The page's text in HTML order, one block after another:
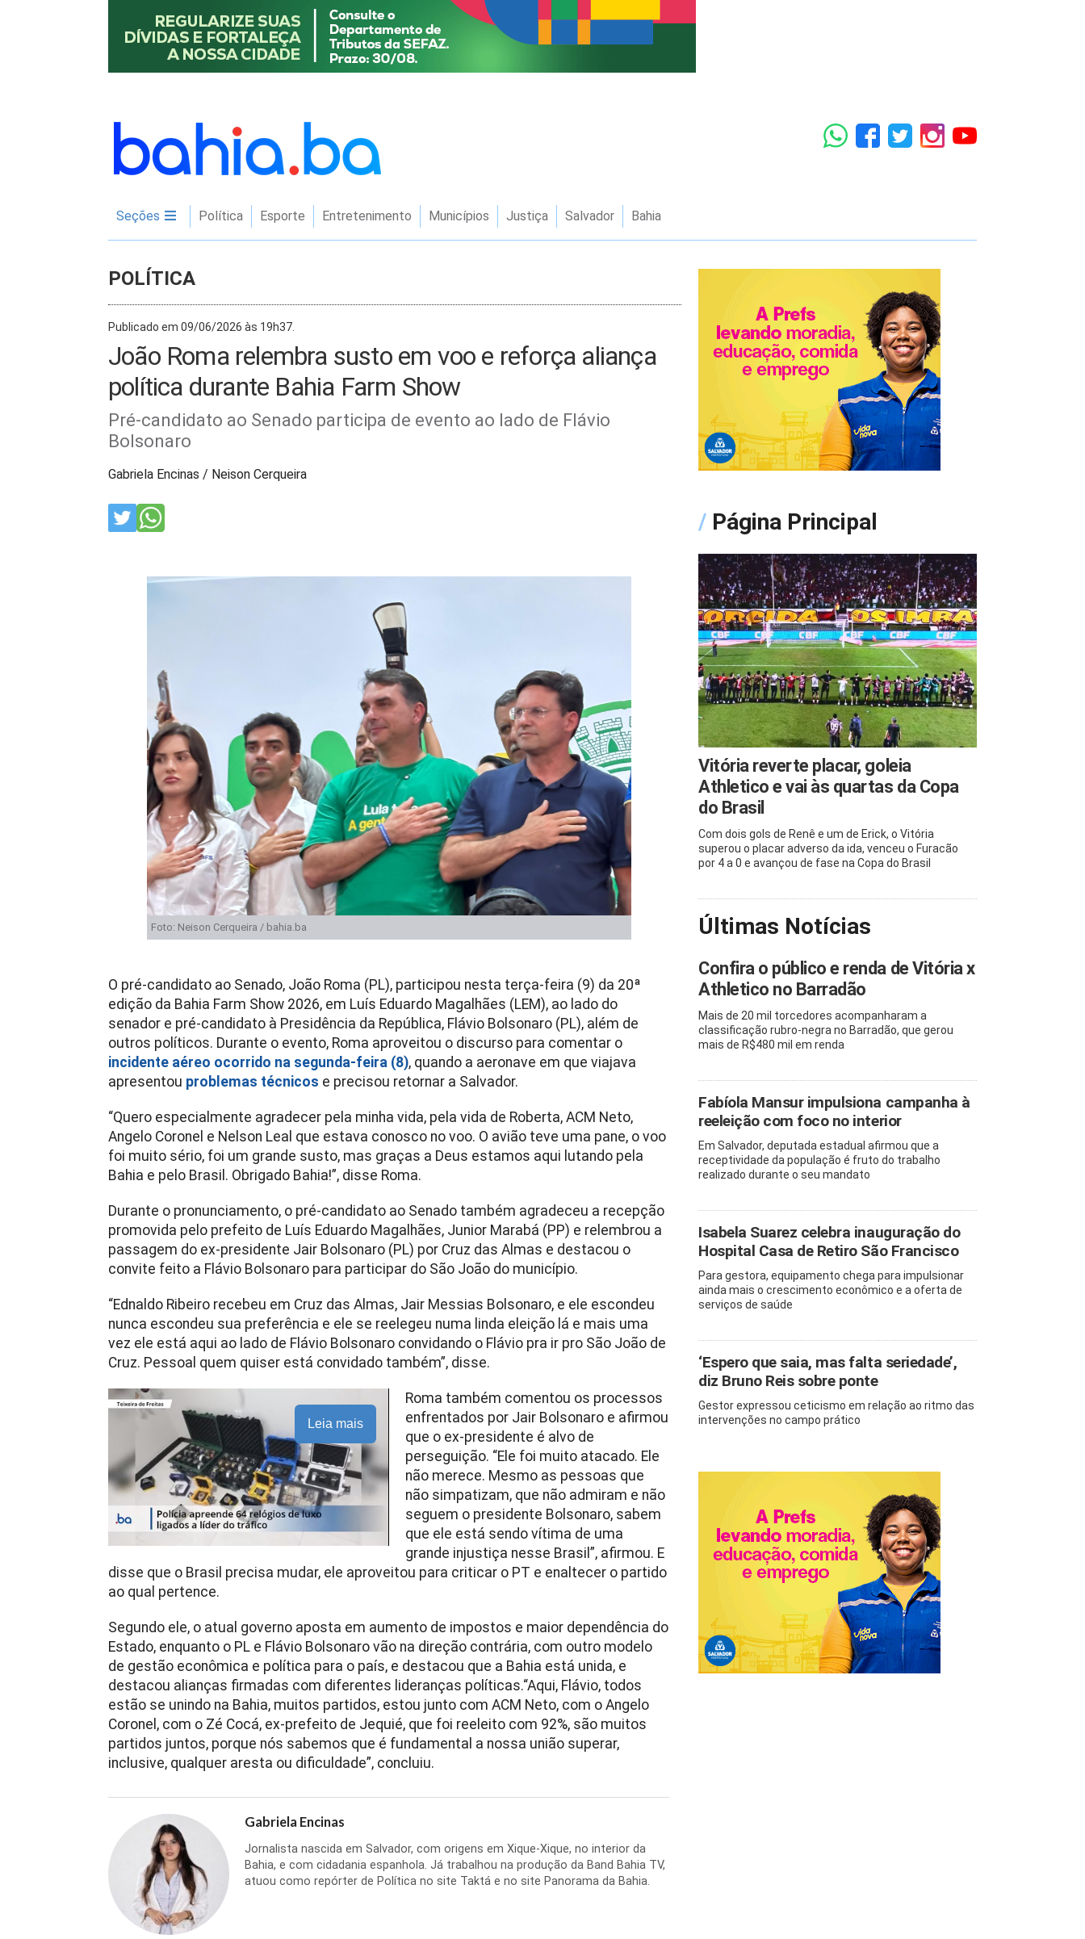
Seções Política Esporte Entretenimento Municípios Justiça Salvador Bahia
POLÍTICA
Publicado em 09/06/2026 às 19h37.
João Roma relembra susto em voo e reforça aliança
política durante Bahia Farm Show
Pré-candidato ao Senado participa de evento ao lado de Flávio
Bolsonaro
Gabriela Encinas / Neison Cerqueira
Foto: Neison Cerqueira / bahia.ba
O pré-candidato ao Senado, João Roma (PL), participou nesta terça-feira (9) da 20ª
edição da Bahia Farm Show 2026, em Luís Eduardo Magalhães (LEM), ao lado do
senador e pré-candidato à Presidência da República, Flávio Bolsonaro (PL), além de
outros políticos. Durante o evento, Roma aproveitou o discurso para comentar o
incidente aéreo ocorrido na segunda-feira (8), quando a aeronave em que viajava
apresentou problemas técnicos e precisou retornar a Salvador.
“Quero especialmente agradecer pela minha vida, pela vida de Roberta, ACM Neto,
Angelo Coronel e Nelson Leal que estava conosco no voo. O avião teve uma pane, o voo
foi muito sério, foi um grande susto, mas graças a Deus estamos aqui lutando pela
Bahia e pelo Brasil. Obrigado Bahia!”, disse Roma.
Durante o pronunciamento, o pré-candidato ao Senado também agradeceu a recepção
promovida pelo prefeito de Luís Eduardo Magalhães, Junior Marabá (PP) e relembrou a
passagem do ex-presidente Jair Bolsonaro (PL) por Cruz das Almas e destacou o
convite feito a Flávio Bolsonaro para participar do São João do município.
“Ednaldo Ribeiro recebeu em Cruz das Almas, Jair Messias Bolsonaro, e ele escondeu
nunca escondeu sua preferência e ele se reelegeu numa linda eleição lá e mais uma
vez ele está aqui ao lado de Flávio Bolsonaro convidando o Flávio pra ir pro São João de
Cruz. Pessoal quem quiser está convidado também”, disse.
Leia mais
Roma também comentou os processos
enfrentados por Jair Bolsonaro e afirmou
que o ex-presidente é alvo de
perseguição. “Ele foi muito atacado. Ele
não merece. Mesmo as pessoas que
não simpatizam, que não admiram e não
seguem o presidente Bolsonaro, sabem
que ele está sendo vítima de uma
grande injustiça nesse Brasil”, afirmou. E
disse que o Brasil precisa mudar, ele aproveitou para criticar o PT e enaltecer o partido
ao qual pertence.
Segundo ele, o atual governo aposta em aumento de impostos e maior dependência do
Estado, enquanto o PL e Flávio Bolsonaro vão na direção contrária, com outro modelo
de gestão econômica e política para o país, e destacou que a Bahia está unida, e
destacou alianças firmadas com diferentes lideranças políticas.“Aqui, Flávio, todos
estão se unindo na Bahia, muitos partidos, estou junto com ACM Neto, com o Angelo
Coronel, com o Zé Cocá, ex-prefeito de Jequié, que foi reeleito com 92%, são muitos
partidos juntos, porque nós sabemos que é fundamental a nossa união superar,
inclusive, qualquer aresta ou dificuldade”, concluiu.
Gabriela Encinas
Jornalista nascida em Salvador, com origens em Xique-Xique, no interior da
Bahia, e com cidadania espanhola. Já trabalhou na produção da Band Bahia TV,
atuou como repórter de Política no site Taktá e no site Panorama da Bahia.
/ Página Principal
Vitória reverte placar, goleia
Athletico e vai às quartas da Copa
do Brasil
Com dois gols de Renê e um de Erick, o Vitória
superou o placar adverso da ida, venceu o Furacão
por 4 a 0 e avançou de fase na Copa do Brasil
Últimas Notícias
Confira o público e renda de Vitória x
Athletico no Barradão
Mais de 20 mil torcedores acompanharam a
classificação rubro-negra no Barradão, que gerou
mais de R$480 mil em renda
Fabíola Mansur impulsiona campanha à
reeleição com foco no interior
Em Salvador, deputada estadual afirmou que a
receptividade da população é fruto do trabalho
realizado durante o seu mandato
Isabela Suarez celebra inauguração do
Hospital Casa de Retiro São Francisco
Para gestora, equipamento chega para impulsionar
ainda mais o crescimento econômico e a oferta de
serviços de saúde
‘Espero que saia, mas falta seriedade’,
diz Bruno Reis sobre ponte
Gestor expressou ceticismo em relação ao ritmo das
intervenções no campo prático